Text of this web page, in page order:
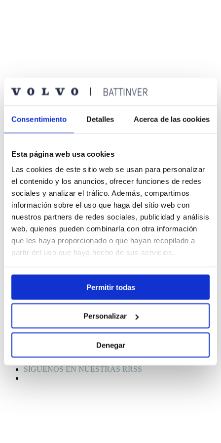
Consentimiento Detalles Acerca de las cookies
Esta página web usa cookies
Las cookies de este sitio web se usan para personalizar
el contenido y los anuncios, ofrecer funciones de redes
sociales y analizar el tráfico. Además, compartimos
información sobre el uso que haga del sitio web con
nuestros partners de redes sociales, publicidad y análisis
web, quienes pueden combinarla con otra información
que les haya proporcionado o que hayan recopilado a
partir del uso que haya hecho de sus servicios.
Permitir todas
Personalizar
Denegar
Disfruta de un green fee totalmente gratis, el día que elijas de
*Green fee válido de lunes a viernes.
Completa en formulario y participa en el sorteo
¿Te interesa?
Completa estos datos para apuntarte.
Solicitar cita
Quiero que me llamen
Compramos tu coche
Servicios
Nuestro equipo
Trabaja con nosotros
SÍGUENOS EN NUESTRAS RRSS